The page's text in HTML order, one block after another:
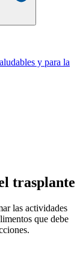
y para la
trasplante
las actividades
que debe